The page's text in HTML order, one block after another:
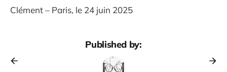
Clément – Paris, le 24 juin 2025
Published by: